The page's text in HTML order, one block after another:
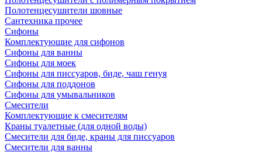
Полотенцесушители шовные
Сантехника прочее
Сифоны
Комплектующие для сифонов
Сифоны для ванны
Сифоны для моек
Сифоны для писсуаров, биде, чаш генуя
Сифоны для поддонов
Сифоны для умывальников
Смесители
Комплектующие к смесителям
Краны туалетные (для одной воды)
Смесители для биде, краны для писсуаров
Смесители для ванны